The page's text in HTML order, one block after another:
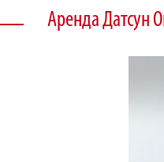
Аренда Датсун